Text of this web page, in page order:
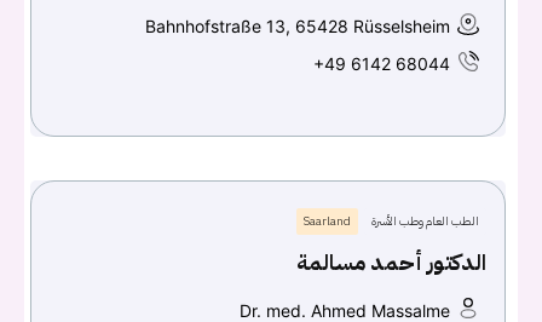
Bahnhofstraße 13, 65428 Rüsselsheim
+49 6142 68044
الطب العام وطب الأسرة Saarland
الدكتور أحمد مسالمة
Dr. med. Ahmed Massalme